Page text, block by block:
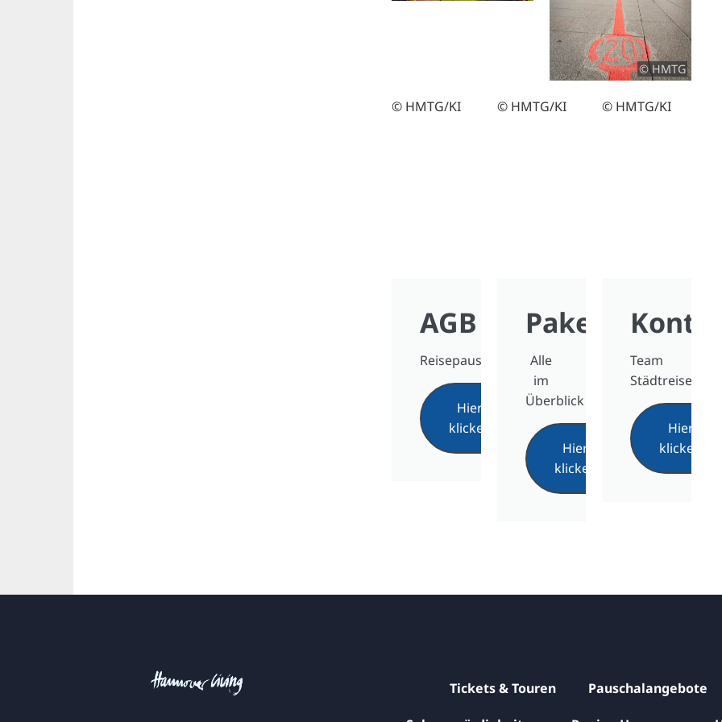
© HMTG
© HMTG/KI
AGB
Reisepauschalen
Hier
klicken
© HMTG/KI
Pakete
Alle
im
Überblick
Hier
klicken
© HMTG/KI
Team
Städtreise
Hier
klicken
Tickets & Touren Pauschalangebote